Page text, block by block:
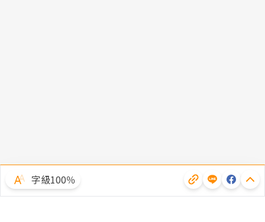
字級100％